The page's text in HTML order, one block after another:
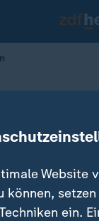
zu
Petersen
Website
können,
ein.